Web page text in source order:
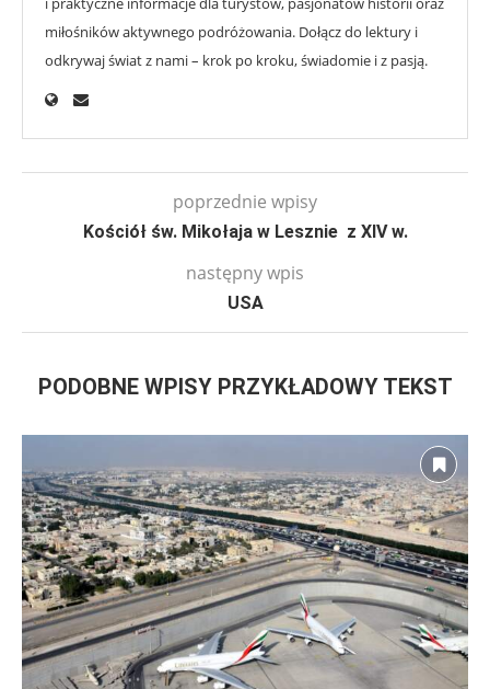
miłośników aktywnego podróżowania. Dołącz do lektury i
odkrywaj świat z nami – krok po kroku, świadomie i z pasją.
poprzednie wpisy
Kościół św. Mikołaja w Lesznie z XIV w.
następny wpis
USA
PODOBNE WPISY PRZYKŁADOWY TEKST